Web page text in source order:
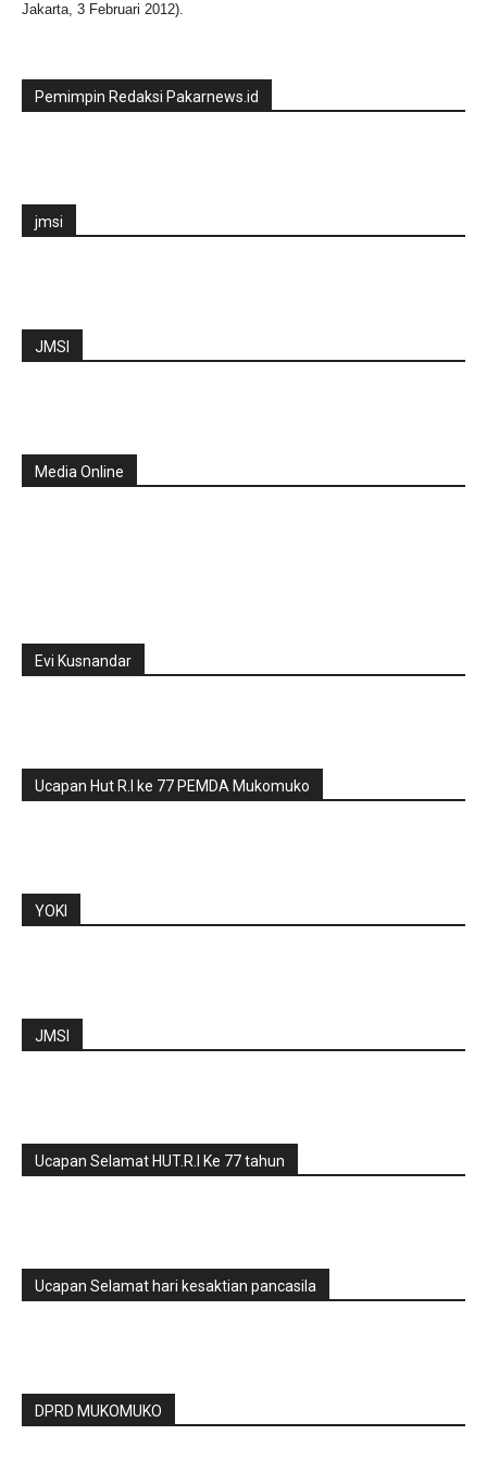
Jakarta, 3 Februari 2012).
Pemimpin Redaksi Pakarnews.id
jmsi
JMSI
Media Online
Evi Kusnandar
Ucapan Hut R.I ke 77 PEMDA Mukomuko
YOKI
JMSI
Ucapan Selamat HUT.R.I Ke 77 tahun
Ucapan Selamat hari kesaktian pancasila
DPRD MUKOMUKO